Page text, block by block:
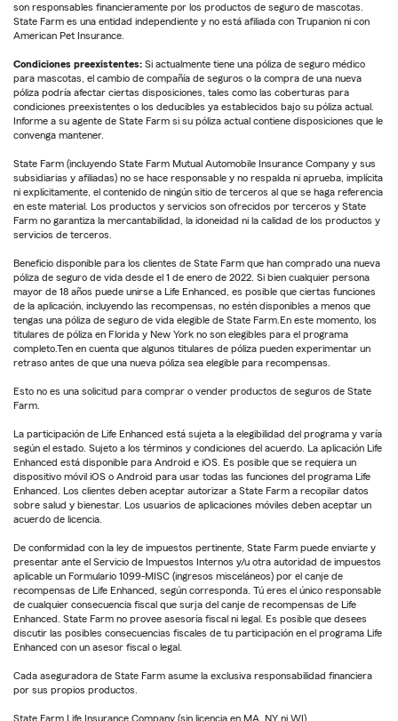
son responsables financieramente por los productos de seguro de mascotas.
State Farm es una entidad independiente y no está afiliada con Trupanion ni con
American Pet Insurance.
Condiciones preexistentes: Si actualmente tiene una póliza de seguro médico
para mascotas, el cambio de compañía de seguros o la compra de una nueva
póliza podría afectar ciertas disposiciones, tales como las coberturas para
condiciones preexistentes o los deducibles ya establecidos bajo su póliza actual.
Informe a su agente de State Farm si su póliza actual contiene disposiciones que le
convenga mantener.
State Farm (incluyendo State Farm Mutual Automobile Insurance Company y sus
subsidiarias y afiliadas) no se hace responsable y no respalda ni aprueba, implícita
ni explícitamente, el contenido de ningún sitio de terceros al que se haga referencia
en este material. Los productos y servicios son ofrecidos por terceros y State
Farm no garantiza la mercantabilidad, la idoneidad ni la calidad de los productos y
servicios de terceros.
Beneficio disponible para los clientes de State Farm que han comprado una nueva
póliza de seguro de vida desde el 1 de enero de 2022. Si bien cualquier persona
mayor de 18 años puede unirse a Life Enhanced, es posible que ciertas funciones
de la aplicación, incluyendo las recompensas, no estén disponibles a menos que
tengas una póliza de seguro de vida elegible de State Farm.En este momento, los
titulares de póliza en Florida y New York no son elegibles para el programa
completo.Ten en cuenta que algunos titulares de póliza pueden experimentar un
retraso antes de que una nueva póliza sea elegible para recompensas.
Esto no es una solicitud para comprar o vender productos de seguros de State
Farm.
La participación de Life Enhanced está sujeta a la elegibilidad del programa y varía
según el estado. Sujeto a los términos y condiciones del acuerdo. La aplicación Life
Enhanced está disponible para Android e iOS. Es posible que se requiera un
dispositivo móvil iOS o Android para usar todas las funciones del programa Life
Enhanced. Los clientes deben aceptar autorizar a State Farm a recopilar datos
sobre salud y bienestar. Los usuarios de aplicaciones móviles deben aceptar un
acuerdo de licencia.
De conformidad con la ley de impuestos pertinente, State Farm puede enviarte y
presentar ante el Servicio de Impuestos Internos y/u otra autoridad de impuestos
aplicable un Formulario 1099-MISC (ingresos misceláneos) por el canje de
recompensas de Life Enhanced, según corresponda. Tú eres el único responsable
de cualquier consecuencia fiscal que surja del canje de recompensas de Life
Enhanced. State Farm no provee asesoría fiscal ni legal. Es posible que desees
discutir las posibles consecuencias fiscales de tu participación en el programa Life
Enhanced con un asesor fiscal o legal.
Cada aseguradora de State Farm asume la exclusiva responsabilidad financiera
por sus propios productos.
State Farm Life Insurance Company (sin licencia en MA, NY ni WI)